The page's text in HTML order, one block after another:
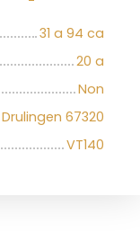
31 a 94 ca
20 a
Non
Drulingen 67320
VT140